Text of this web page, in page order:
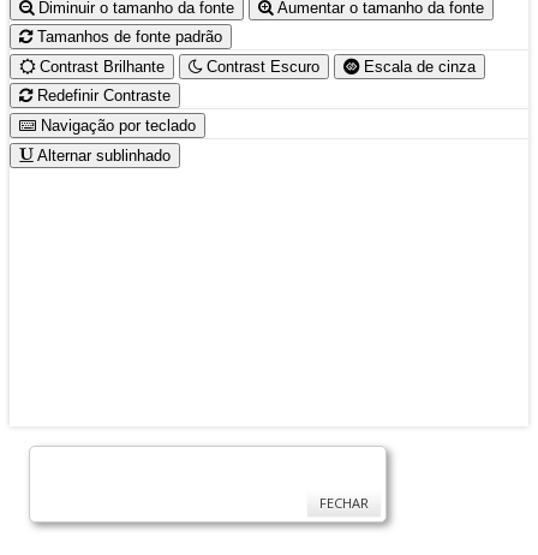
Diminuir o tamanho da fonte
Aumentar o tamanho da fonte
Tamanhos de fonte padrão
Contrast Brilhante
Contrast Escuro
Escala de cinza
Redefinir Contraste
Navigação por teclado
Alternar sublinhado
FECHAR